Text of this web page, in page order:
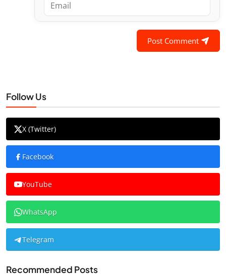
Post Comment
Follow Us
X (Twitter)
Facebook
YouTube
WhatsApp
Telegram
Recommended Posts